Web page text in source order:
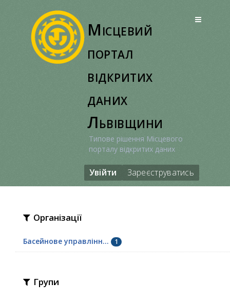
Місцевий
портал
відкритих
даних
Львівщини
Типове рішення Місцевого
порталу відкритих даних
Увійти Зареєструватись
Організації
Басейнове управлінн... 1
Групи